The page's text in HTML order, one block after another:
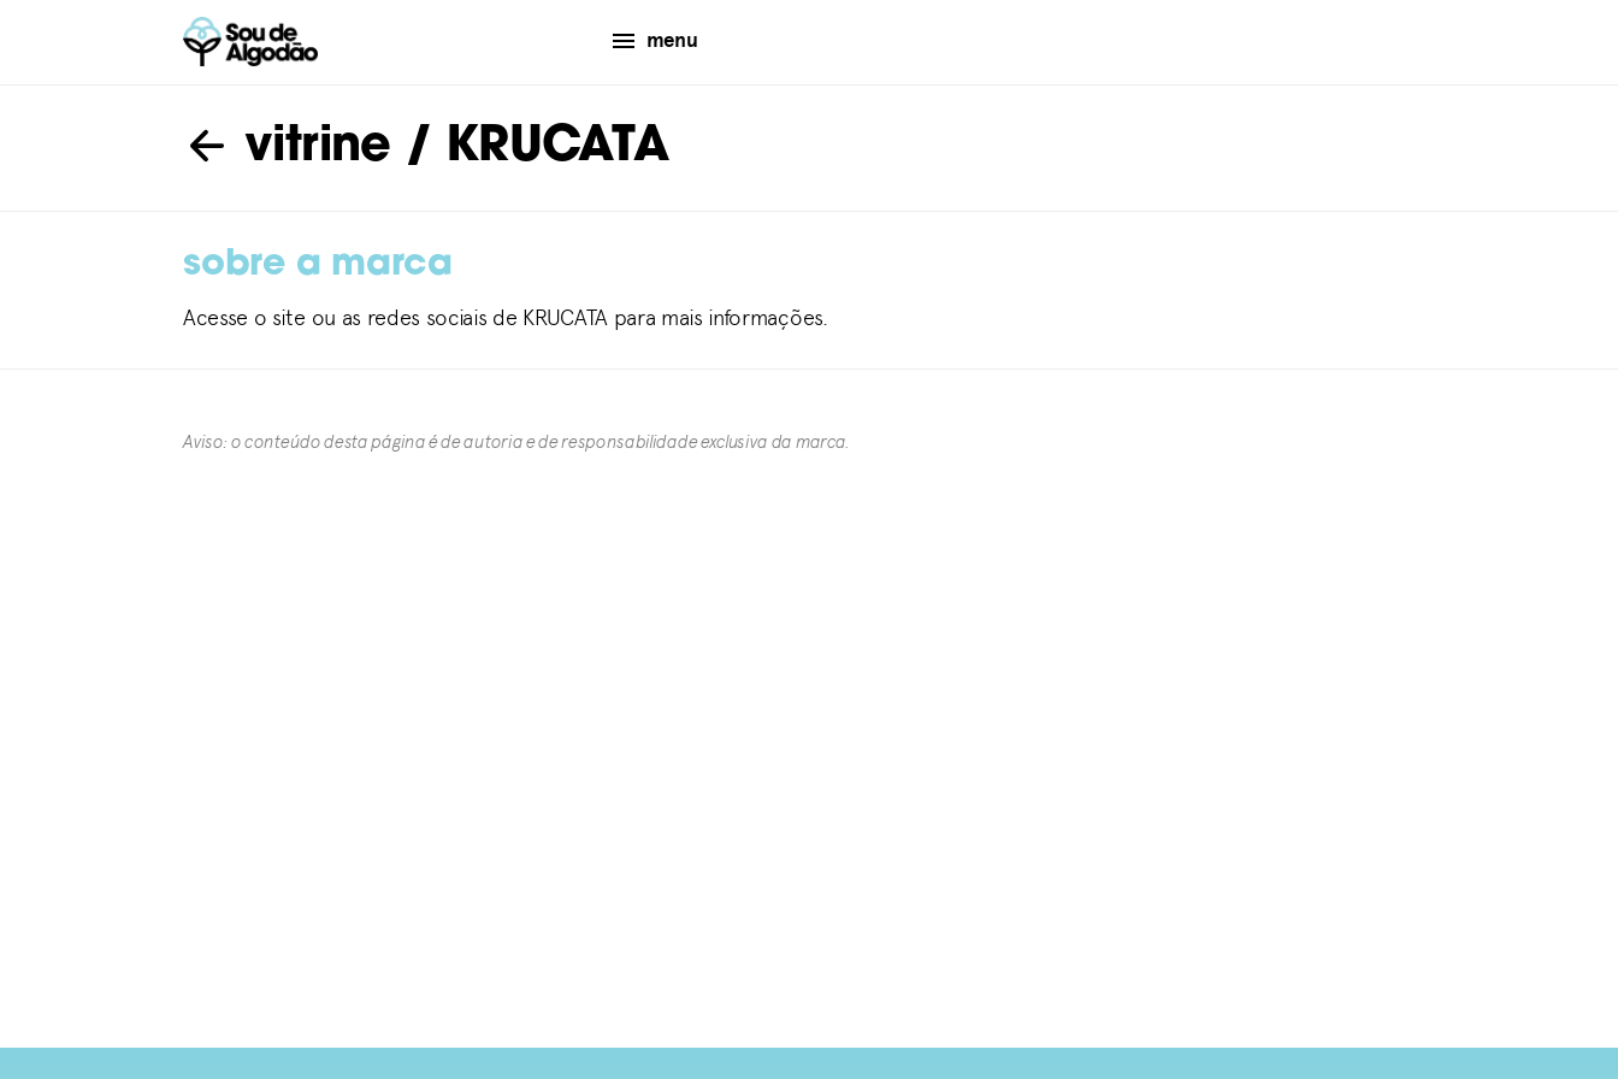
menu
vitrine / KRUCATA
sobre a marca
Acesse o site ou as redes sociais de KRUCATA para mais informações.
Aviso: o conteúdo desta página é de autoria e de responsabilidade exclusiva da marca.​